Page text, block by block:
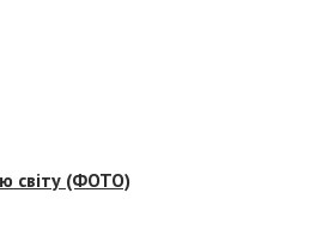
світу (ФОТО)